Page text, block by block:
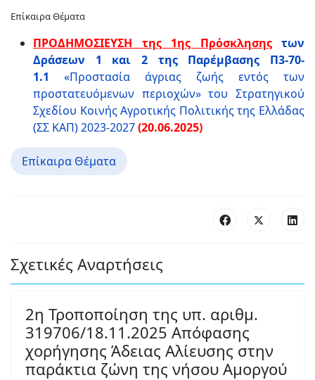
Επίκαιρα Θέματα
ΠΡΟΔΗΜΟΣΙΕΥΣΗ της 1ης Πρόσκλησηςτων
Δράσεων 1 και 2 της Παρέμβασης Π3-70-
1.1 «Προστασία άγριας ζωής εντός των
προστατευόμενων περιοχών» του Στρατηγικού
Σχεδίου Κοινής Αγροτικής Πολιτικής της Ελλάδας
(ΣΣ ΚΑΠ) 2023-2027(20.06.2025)
Επίκαιρα Θέματα
Σχετικές Αναρτήσεις
2η Τροποποίηση της υπ. αριθμ.
319706/18.11.2025 Απόφασης
χορήγησης Άδειας Αλίευσης στην
παράκτια ζώνη της νήσου Αμοργού